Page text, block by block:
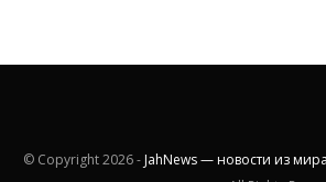
© Copyright2026 - JahNews — новости из